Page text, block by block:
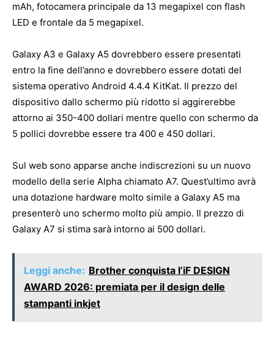
mAh, fotocamera principale da 13 megapixel con flash
LED e frontale da 5 megapixel.
Galaxy A3 e Galaxy A5 dovrebbero essere presentati
entro la fine dell’anno e dovrebbero essere dotati del
sistema operativo Android 4.4.4 KitKat. Il prezzo del
dispositivo dallo schermo più ridotto si aggirerebbe
attorno ai 350-400 dollari mentre quello con schermo da
5 pollici dovrebbe essere tra 400 e 450 dollari.
Sul web sono apparse anche indiscrezioni su un nuovo
modello della serie Alpha chiamato A7. Quest’ultimo avrà
una dotazione hardware molto simile a Galaxy A5 ma
presenterò uno schermo molto più ampio. Il prezzo di
Galaxy A7 si stima sarà intorno ai 500 dollari.
Leggi anche: Brother conquista l’iF DESIGN
AWARD 2026: premiata per il design delle
stampanti inkjet